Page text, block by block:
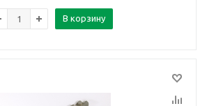
В корзину